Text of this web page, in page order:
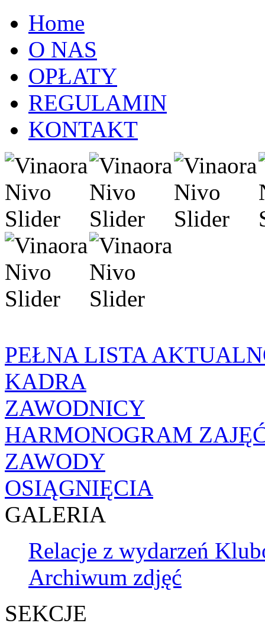
Home
O NAS
OPŁATY
REGULAMIN
KONTAKT
PEŁNA LISTA
KADRA
ZAWODNICY
HARMONOGRAM
ZAWODY
OSIĄGNIĘCIA
GALERIA
Relacje z wydarzeń
Archiwum zdjęć
SEKCJE